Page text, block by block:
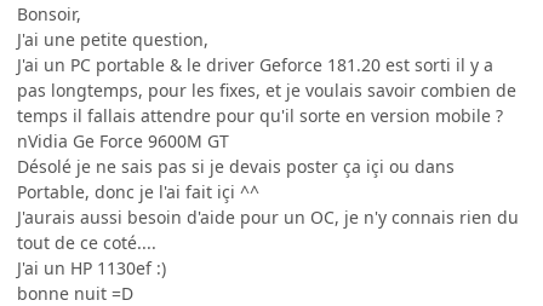
Bonsoir,
J'ai une petite question,
J'ai un PC portable & le driver Geforce 181.20 est sorti il y a
pas longtemps, pour les fixes, et je voulais savoir combien de
temps il fallais attendre pour qu'il sorte en version mobile ?
nVidia Ge Force 9600M GT
Désolé je ne sais pas si je devais poster ça içi ou dans
Portable, donc je l'ai fait içi ^^
J'aurais aussi besoin d'aide pour un OC, je n'y connais rien du
tout de ce coté....
J'ai un HP 1130ef :)
bonne nuit =D